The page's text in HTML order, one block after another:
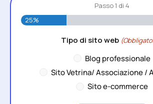
Passo1 di 4
25%
Tipo di sito web
Blog professionale
Sito Vetrina/ Associazione /
Sito e-commerce